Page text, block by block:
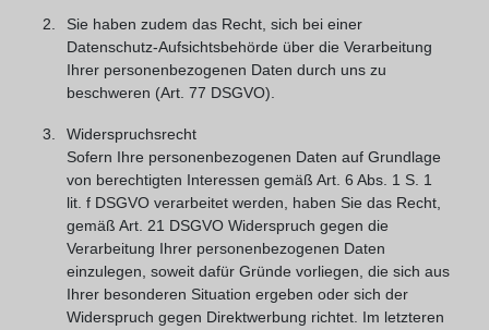
Sie haben zudem das Recht, sich bei einer
Datenschutz-Aufsichtsbehörde über die Verarbeitung
Ihrer personenbezogenen Daten durch uns zu
beschweren (Art. 77 DSGVO).
Widerspruchsrecht
Sofern Ihre personenbezogenen Daten auf Grundlage
von berechtigten Interessen gemäß Art. 6 Abs. 1 S. 1
lit. f DSGVO verarbeitet werden, haben Sie das Recht,
gemäß Art. 21 DSGVO Widerspruch gegen die
Verarbeitung Ihrer personenbezogenen Daten
einzulegen, soweit dafür Gründe vorliegen, die sich aus
Ihrer besonderen Situation ergeben oder sich der
Widerspruch gegen Direktwerbung richtet. Im letzteren